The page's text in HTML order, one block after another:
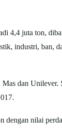
4,4 juta ton,
industri, ban,
Mas dan
dengan nilai